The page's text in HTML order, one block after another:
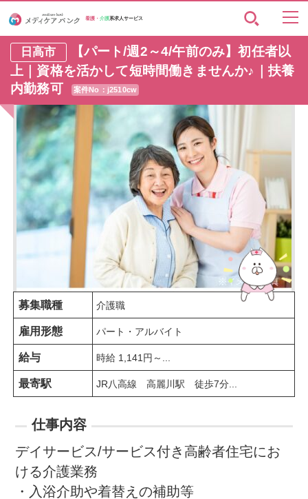
看護・介護系求人サービス
日高市
【パート/週2～4/午前のみ】初任者以
上｜資格を活かして短時間働きませんか♪｜扶養
内勤務可
案件No：j2510cw
募集職種 介護職
雇用形態 パート・アルバイト
給与 時給 1,141円～...
最寄駅 JR八高線　高麗川駅　徒歩7分...
仕事内容
デイサービス/サービス付き高齢者住宅にお
ける介護業務
・入浴介助や着替えの補助等